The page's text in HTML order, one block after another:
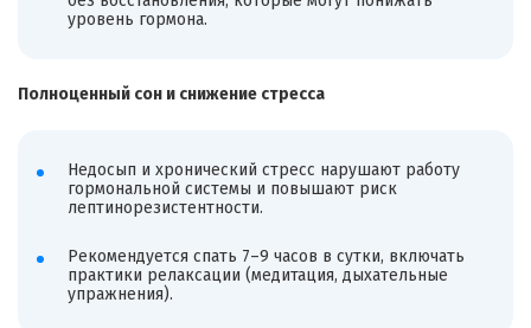
уровень гормона.
Полноценный сон и снижение стресса
Недосып и хронический стресс нарушают работу
гормональной системы и повышают риск
лептинорезистентности.
Рекомендуется спать 7–9 часов в сутки, включать
практики релаксации (медитация, дыхательные
упражнения).